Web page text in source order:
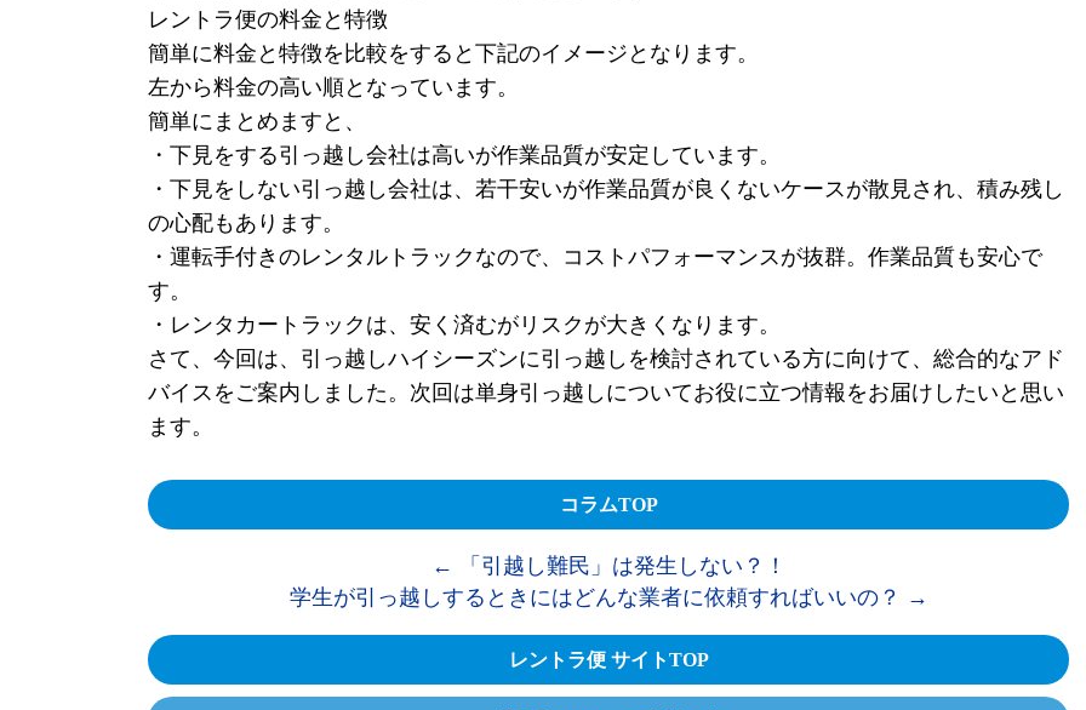
レントラ便の料金と特徴
簡単に料金と特徴を比較をすると下記のイメージとなります。
左から料金の高い順となっています。
簡単にまとめますと、
・下見をする引っ越し会社は高いが作業品質が安定しています。
・下見をしない引っ越し会社は、若干安いが作業品質が良くないケースが散見され、積み残し
の心配もあります。
・運転手付きのレンタルトラックなので、コストパフォーマンスが抜群。作業品質も安心で
す。
・レンタカートラックは、安く済むがリスクが大きくなります。
さて、今回は、引っ越しハイシーズンに引っ越しを検討されている方に向けて、総合的なアド
バイスをご案内しました。次回は単身引っ越しについてお役に立つ情報をお届けしたいと思い
ます。
コラムTOP
←
「引越し難民」は発生しない？！
学生が引っ越しするときにはどんな業者に依頼すればいいの？
→
レントラ便 サイトTOP